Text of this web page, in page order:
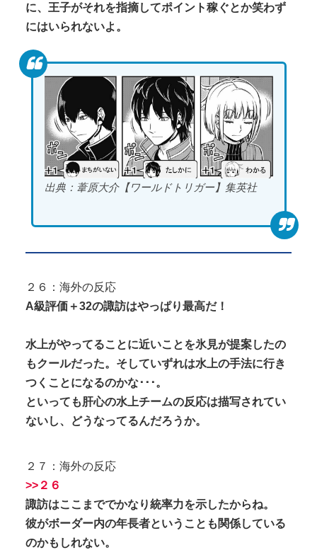
に、王子がそれを指摘してポイント稼ぐとか笑わず
にはいられないよ。
出典：葦原大介【ワールドトリガー】集英社
２６：海外の反応
A級評価＋32の諏訪はやっぱり最高だ！
水上がやってることに近いことを氷見が提案したの
もクールだった。そしていずれは水上の手法に行き
つくことになるのかな･･･。
といっても肝心の水上チームの反応は描写されてい
ないし、どうなってるんだろうか。
２７：海外の反応
>>２６
諏訪はここまででかなり統率力を示したからね。
彼がボーダー内の年長者ということも関係している
のかもしれない。